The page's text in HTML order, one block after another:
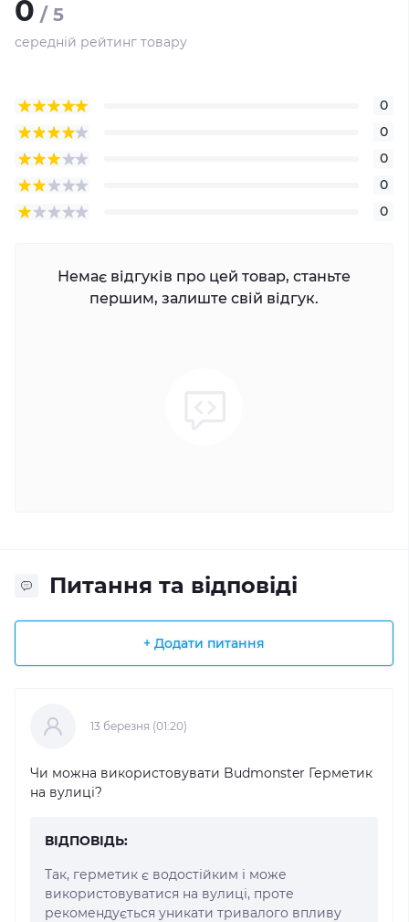
0 / 5
середній рейтинг товару
0
0
0
0
0
Немає відгуків про цей товар, станьте
першим, залиште свій відгук.
Питання та відповіді
+ Додати питання
13 березня (01:20)
Чи можна використовувати Budmonster Герметик
на вулиці?
ВІДПОВІДЬ:
Так, герметик є водостійким і може
використовуватися на вулиці, проте
рекомендується уникати тривалого впливу